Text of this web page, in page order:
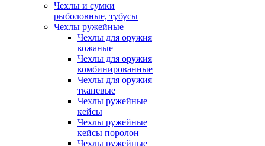
Чехлы и сумки
рыболовные, тубусы
Чехлы ружейные
Чехлы для оружия
кожаные
Чехлы для оружия
комбинированные
Чехлы для оружия
тканевые
Чехлы ружейные
кейсы
Чехлы ружейные
кейсы поролон
Чехлы ружейные